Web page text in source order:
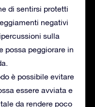
di sentirsi protetti
negativi
sulla
possa peggiorare in
è possibile evitare
essere avviata e
da rendere poco